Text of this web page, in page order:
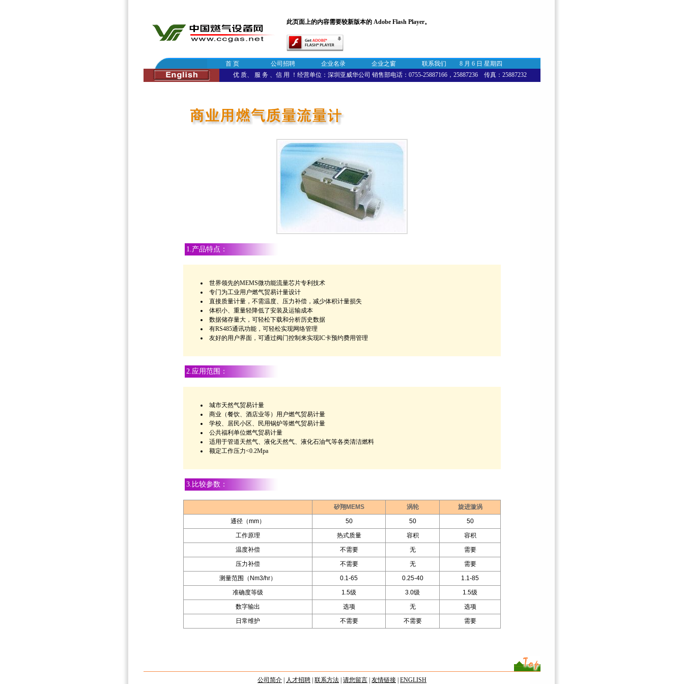
此页面上的内容需要较新版本的 Adobe Flash Player。
首 页 公司招聘 企业名录 企业之窗 联系我们
8 月 6 日 星期四
优 质、 服 务 、信 用 ！经营单位：深圳亚威华公司 销售部电话：0755-25887166，25887236 传真：25887232
1.产品特点：
世界领先的MEMS微功能流量芯片专利技术
专门为工业用户燃气贸易计量设计
直接质量计量，不需温度、压力补偿，减少体积计量损失
体积小、重量轻降低了安装及运输成本
数据储存量大，可轻松下载和分析历史数据
有RS485通讯功能，可轻松实现网络管理
友好的用户界面，可通过阀门控制来实现IC卡预约费用管理
2.应用范围：
城市天然气贸易计量
商业（餐饮、酒店业等）用户燃气贸易计量
学校、居民小区、民用锅炉等燃气贸易计量
公共福利单位燃气贸易计量
适用于管道天然气、液化天然气、液化石油气等各类清洁燃料
额定工作压力<0.2Mpa
3.比较参数：
矽翔MEMS 涡轮
旋进漩涡
通径（mm）
50 50
50
工作原理
热式质量 容积
容积
温度补偿
不需要 无
需要
压力补偿
不需要 无
需要
测量范围（Nm3/hr）
0.1-65 0.25-40
1.1-85
准确度等级
1.5级 3.0级
1.5级
数字输出
选项 无
选项
日常维护
不需要 不需要 需要
公司简介 人才招聘 联系方法 请您留言 友情链接 ENGLISH